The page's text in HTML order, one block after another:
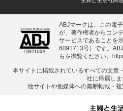
ABJマークは、この電
が、著作権者からコン
サービスであることを
6091713号）です。
らを御覧ください。
本サイトに掲載されているすべての⽂章
社に帰属しま
他サイトや他媒体への無断転載・複